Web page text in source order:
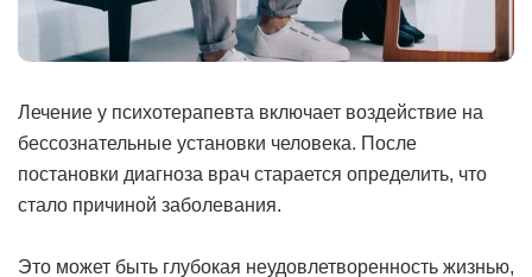
Лечение у психотерапевта включает воздействие на
бессознательные установки человека. После
постановки диагноза врач старается определить, что
стало причиной заболевания.
Это может быть глубокая неудовлетворенность жизнью,